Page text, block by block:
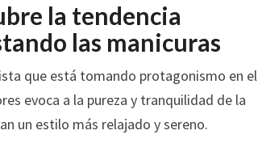
la tendencia
las manicuras
que está tomando protagonismo en el
evoca a la pureza y tranquilidad de la
un estilo más relajado y sereno.